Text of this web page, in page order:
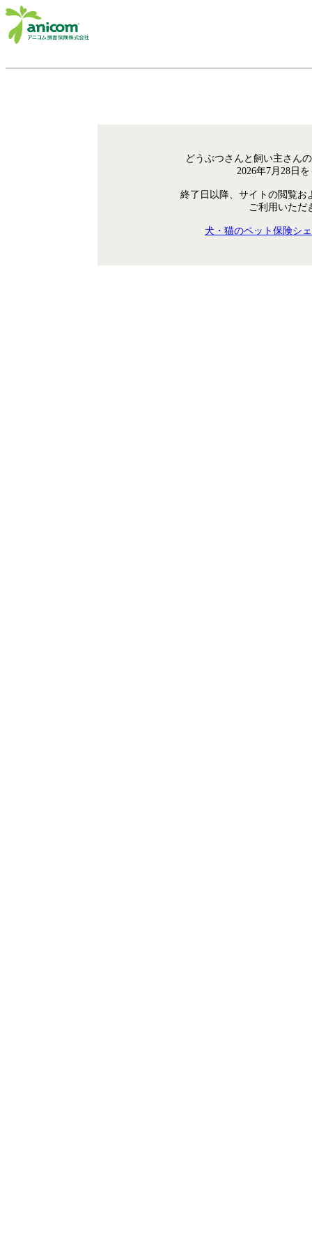
どうぶつさんと飼い主さん
2026年7月28日
終了日以降、サイトの閲覧お
ご利用いただ
犬・猫のペット保険シ